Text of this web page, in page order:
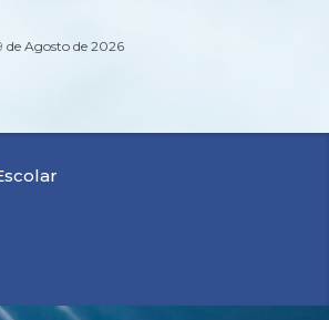
Agosto de 2026